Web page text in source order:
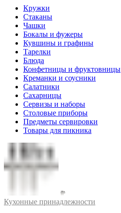
Кружки
Стаканы
Чашки
Бокалы и фужеры
Кувшины и графины
Тарелки
Блюда
Конфетницы и фруктовницы
Креманки и соусники
Салатники
Сахарницы
Сервизы и наборы
Столовые приборы
Предметы сервировки
Товары для пикника
Кухонные принадлежности